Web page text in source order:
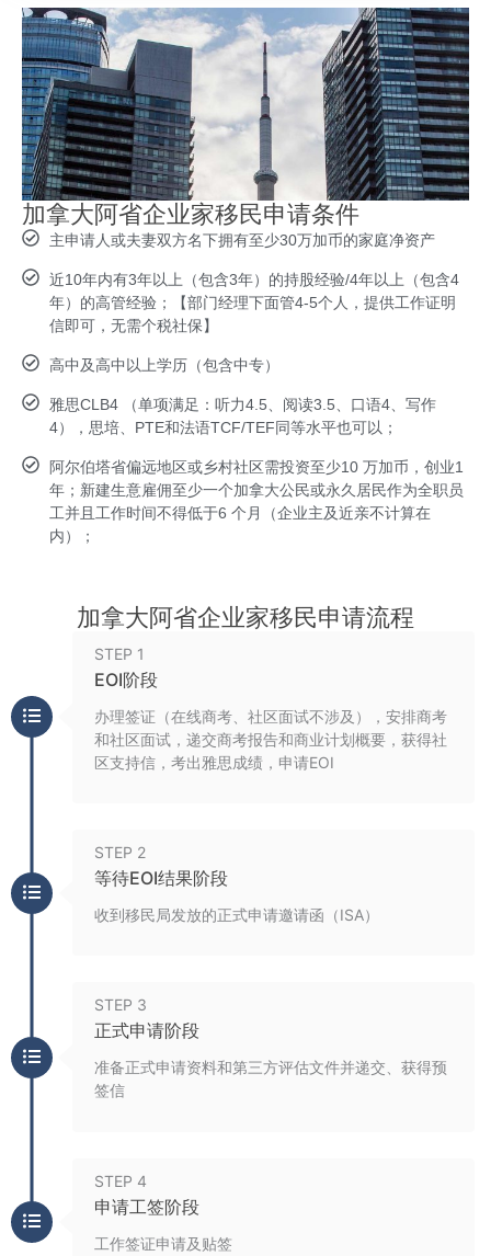
加拿大阿省企业家移民申请条件
主申请人或夫妻双方名下拥有至少30万加币的家庭净资产
近10年内有3年以上（包含3年）的持股经验/4年以上（包含4
年）的高管经验；【部门经理下面管4-5个人，提供工作证明
信即可，无需个税社保】
高中及高中以上学历（包含中专）
雅思CLB4 （单项满足：听力4.5、阅读3.5、口语4、写作
4），思培、PTE和法语TCF/TEF同等水平也可以；
阿尔伯塔省偏远地区或乡村社区需投资至少10 万加币，创业1
年；新建生意雇佣至少一个加拿大公民或永久居民作为全职员
工并且工作时间不得低于6 个月（企业主及近亲不计算在
内）；
加拿大阿省企业家移民申请流程
STEP 1
EOI阶段
办理签证（在线商考、社区面试不涉及），安排商考
和社区面试，递交商考报告和商业计划概要，获得社
区支持信，考出雅思成绩，申请EOI
STEP 2
等待EOI结果阶段
收到移民局发放的正式申请邀请函（ISA）
STEP 3
正式申请阶段
准备正式申请资料和第三方评估文件并递交、获得预
签信
STEP 4
申请工签阶段
工作签证申请及贴签